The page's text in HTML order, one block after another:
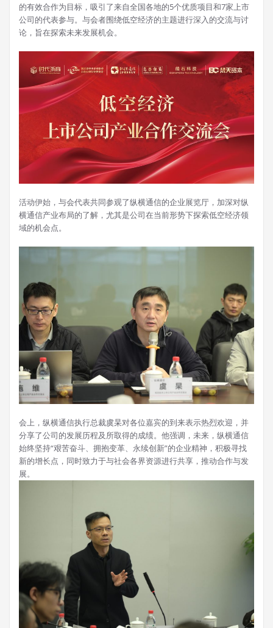
的有效合作为目标，吸引了来自全国各地的5个优质项目和7家上市
公司的代表参与。与会者围绕低空经济的主题进行深入的交流与讨
论，旨在探索未来发展机会。
活动伊始，与会代表共同参观了纵横通信的企业展览厅，加深对纵
横通信产业布局的了解，尤其是公司在当前形势下探索低空经济领
域的机会点。
会上，纵横通信执行总裁虞杲对各位嘉宾的到来表示热烈欢迎，并
分享了公司的发展历程及所取得的成绩。他强调，未来，纵横通信
始终坚持“艰苦奋斗、拥抱变革、永续创新”的企业精神，积极寻找
新的增长点，同时致力于与社会各界资源进行共享，推动合作与发
展。